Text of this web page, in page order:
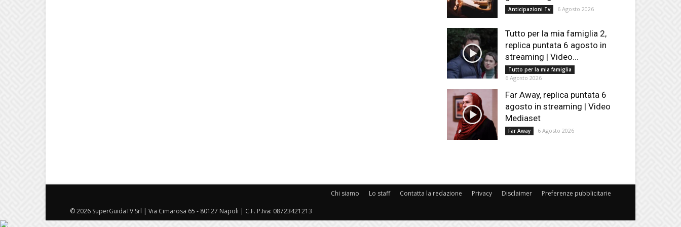
Anticipazioni Tv 6 Agosto 2026
Tutto per la mia famiglia 2,
replica puntata 6 agosto in
streaming | Video...
Tutto per la mia famiglia
6 Agosto 2026
Far Away, replica puntata 6
agosto in streaming | Video
Mediaset
Far Away 6 Agosto 2026
Chi siamo Lo staff Contatta la redazione Privacy Disclaimer Preferenze pubblicitarie
© 2026 SuperGuidaTV Srl | Via Cimarosa 65 - 80127 Napoli | C.F. P.Iva: 08723421213